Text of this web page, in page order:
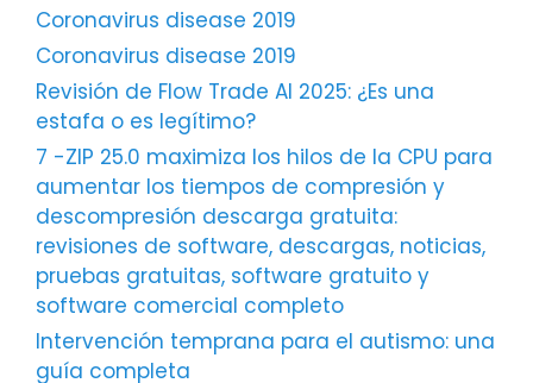
Coronavirus disease 2019
Coronavirus disease 2019
Revisión de Flow Trade AI 2025: ¿Es una
estafa o es legítimo?
7 -ZIP 25.0 maximiza los hilos de la CPU para
aumentar los tiempos de compresión y
descompresión descarga gratuita:
revisiones de software, descargas, noticias,
pruebas gratuitas, software gratuito y
software comercial completo
Intervención temprana para el autismo: una
guía completa